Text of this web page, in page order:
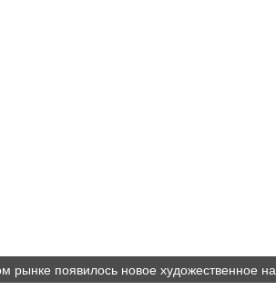
рынке появилось новое художественное